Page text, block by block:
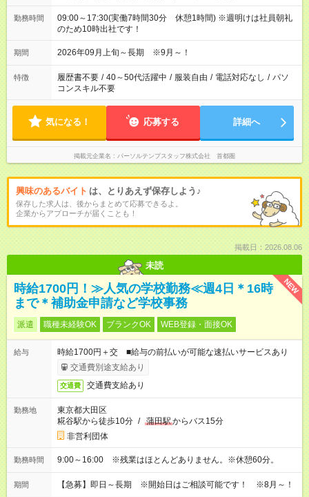
勤務時間
09:00～17:30(実働7時間30分 休憩1時間) ※週明けは社員朝礼
のため10時出社です！
期間 2026年09月上旬～長期 ※9月～！
特徴 履歴書不要 / 40～50代活躍中 / 服装自由 / 電話対応なし / パソ
コンスキル不要
気になる！ 応募する 詳細へ
掲載元企業名 パーソルテンプスタッフ株式会社 首都圏
興味のあるバイト は、とりあえず保存しよう♪
保存した求人は、後からまとめて応募できるよ。
企業からアプローチが届くことも！
掲載日：2026.08.06
未読
NEW
時給1700円！≫人気の学校勤務≪週4日＊16時
まで＊補助金申請など学校事務
派遣 職種未経験OK ブランクOK WEB登録・面接OK
給与
時給1700円＋交 ■給与の前払いが可能な速払いサービスあり
交通費別途支給あり
交通費 交通費支給あり
勤務地
東京都大田区
糀谷駅から徒歩10分 / 蒲田駅からバス15分
非営利団体
勤務時間 9:00～16:00 ※残業はほとんどありません。※休憩60分。
期間 【急募】即日～長期 ※開始日はご相談可能です！ ※8月～！